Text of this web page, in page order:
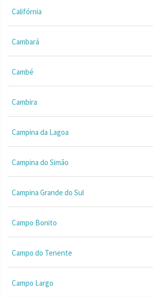
Califórnia
Cambará
Cambé
Cambira
Campina da Lagoa
Campina do Simão
Campina Grande do Sul
Campo Bonito
Campo do Tenente
Campo Largo